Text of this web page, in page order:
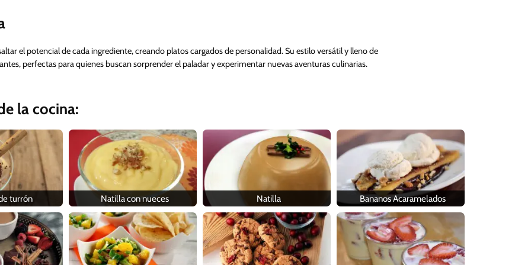
el potencial de cada ingrediente, creando platos cargados de personalidad. Su estilo versátil y lleno de
perfectas para quienes buscan sorprender el paladar y experimentar nuevas aventuras culinarias.
la cocina:
turrón Natilla con nueces Natilla Bananos Acaramelados